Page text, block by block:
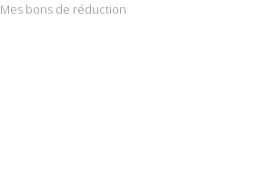
Mes bons de réduction